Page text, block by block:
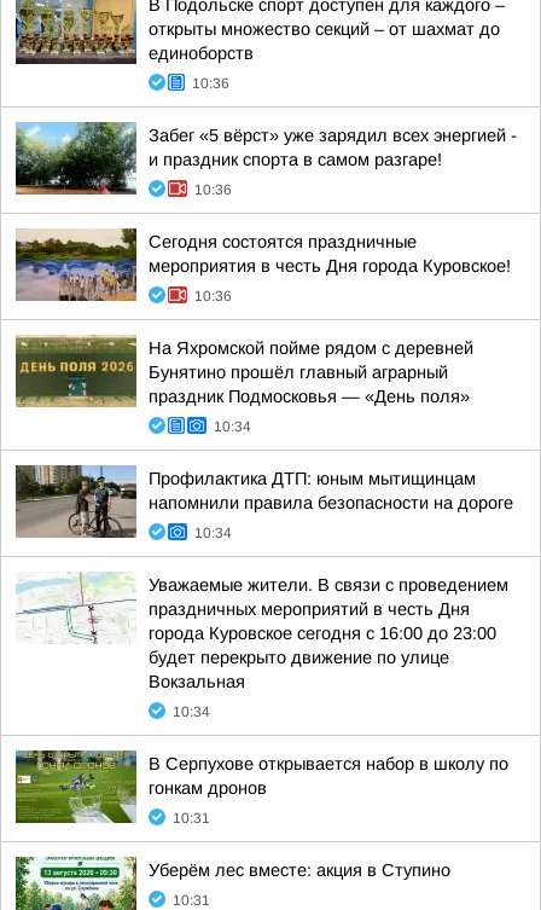
В Подольске спорт доступен для каждого –
открыты множество секций – от шахмат до
единоборств
10:36
Забег «5 вёрст» уже зарядил всех энергией -
и праздник спорта в самом разгаре!
10:36
Сегодня состоятся праздничные
мероприятия в честь Дня города Куровское!
10:36
На Яхромской пойме рядом с деревней
Бунятино прошёл главный аграрный
праздник Подмосковья — «День поля»
10:34
Профилактика ДТП: юным мытищинцам
напомнили правила безопасности на дороге
10:34
Уважаемые жители. В связи с проведением
праздничных мероприятий в честь Дня
города Куровское сегодня с 16:00 до 23:00
будет перекрыто движение по улице
Вокзальная
10:34
В Серпухове открывается набор в школу по
гонкам дронов
10:31
Уберём лес вместе: акция в Ступино
10:31